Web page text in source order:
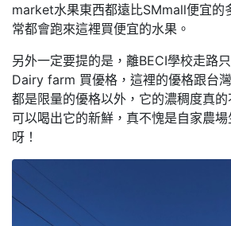
market水果東西都遠比SMmall便宜的
常都會跑來這裡買便宜的水果。
另外一定要提的是，離BECI學校走路
Dairy farm 買優格，這裡的優格跟台
都是限量的優格以外，它的濃稠度真
可以喝出它的新鮮，真不愧是自家農
呀！